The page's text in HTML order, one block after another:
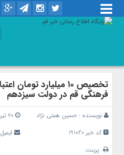
تخصیص ۱۰ میلیارد
فرهنگی قم در دولت سیزدهم
نویسنده : حسین همتی نژاد
۲۰ تیر ۱۴۰۲
کد خبر 191020
ایمیل
پرینت